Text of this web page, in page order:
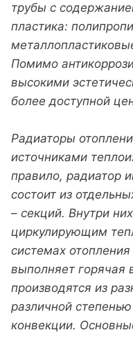
трубы с
пластика:
Помимо
высокими
более доступной
Радиаторы
источниками
правило, радиатор
состоит из
– секций. Внутри
циркулирующим
системах
выполняет горячая
производятся из
различной
конвекции.